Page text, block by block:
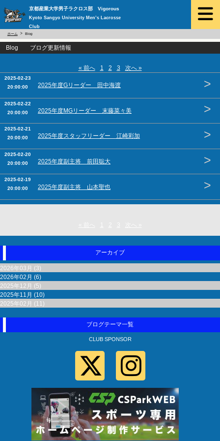
京都産業大学男子ラクロス部 Vigorous
Kyoto Sangyo University Men’s Lacrosse
Club
ホーム Blog
Blog ブログ更新情報
« 前へ 1 2 3 次へ »
2025-02-23
20:00:00
2025年度Gリーダー 田中海渡 >
2025-02-22
20:00:00
2025年度MGリーダー 末藤菜々美 >
2025-02-21
20:00:00
2025年度スタッフリーダー 江崎彩加 >
2025-02-20
20:00:00
2025年度副主将 前田聡大 >
2025-02-19
20:00:00
2025年度副主将 山本聖也 >
2 3
アーカイブ
2026年03月 (3)
2026年02月 (6)
2025年12月 (5)
2025年11月 (10)
2025年02月 (11)
ブログテーマ一覧
CLUB SPONSOR